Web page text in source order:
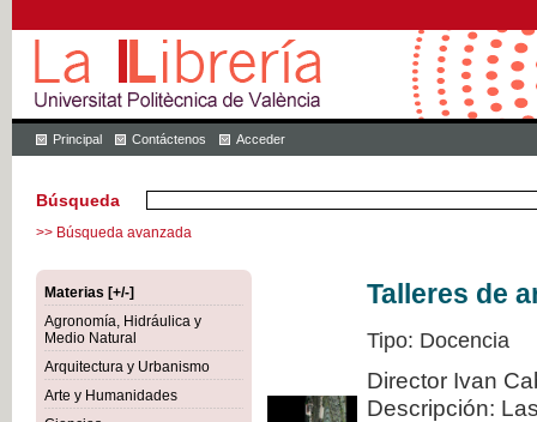
Principal Contáctenos Acceder
Búsqueda
>> Búsqueda avanzada
Materias [+/-]
Agronomía, Hidráulica y
Medio Natural
Arquitectura y Urbanismo
Arte y Humanidades
Talleres de
Tipo: Docencia
Director Ivan
Descripción: